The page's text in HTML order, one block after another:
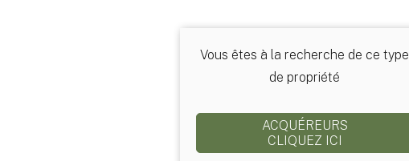
Vous êtes à la recherche de ce type
de propriété
ACQUÉREURS
CLIQUEZ ICI